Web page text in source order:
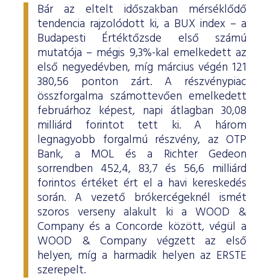
Bár az eltelt időszakban mérséklődő
tendencia rajzolódott ki, a BUX index – a
Budapesti Értéktőzsde első számú
mutatója – mégis 9,3%-kal emelkedett az
első negyedévben, míg március végén 121
380,56 ponton zárt. A részvénypiac
összforgalma számottevően emelkedett
februárhoz képest, napi átlagban 30,08
milliárd forintot tett ki. A három
legnagyobb forgalmú részvény, az OTP
Bank, a MOL és a Richter Gedeon
sorrendben 452,4, 83,7 és 56,6 milliárd
forintos értéket ért el a havi kereskedés
során. A vezető brókercégeknél ismét
szoros verseny alakult ki a WOOD &
Company és a Concorde között, végül a
WOOD & Company végzett az első
helyen, míg a harmadik helyen az ERSTE
szerepelt.